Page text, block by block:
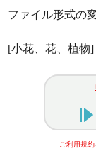
ファイル形式の
[小花、花、植物]
ご利用規約